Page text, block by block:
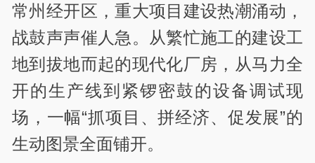
常州经开区，重大项目建设热潮涌动，
战鼓声声催人急。从繁忙施工的建设工
地到拔地而起的现代化厂房，从马力全
开的生产线到紧锣密鼓的设备调试现
场，一幅“抓项目、拼经济、促发展”的
生动图景全面铺开。